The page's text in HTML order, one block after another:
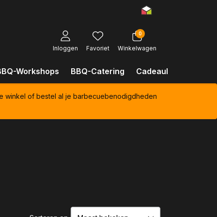
Inloggen Favoriet
0
Winkelwagen
Workshops BBQ-Catering Cadeaubonnen
winkel of bestel al je barbecuebenodigdheden